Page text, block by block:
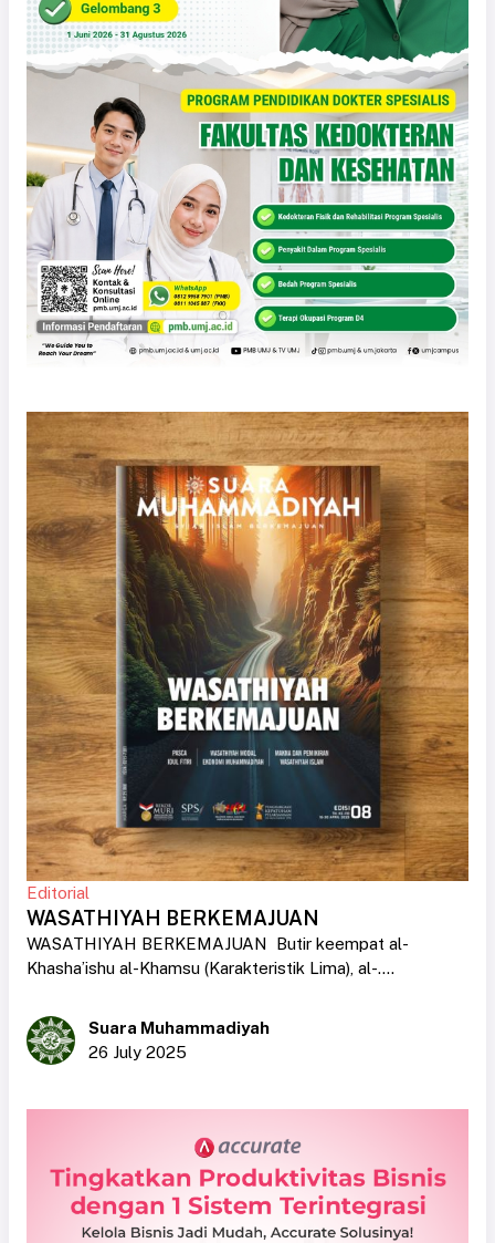
Editorial
WASATHIYAH BERKEMAJUAN
WASATHIYAH BERKEMAJUAN Butir keempat al-
Khasha’ishu al-Khamsu (Karakteristik Lima), al-....
Suara Muhammadiyah
26 July 2025